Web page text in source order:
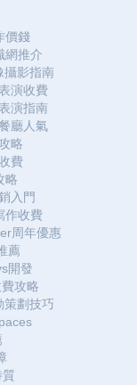
價錢
網推介
攝影指南
演收費
演指南
廳人氣
略
費
略
入門
作收費
周年優惠
薦
開發
攻略
策劃技巧